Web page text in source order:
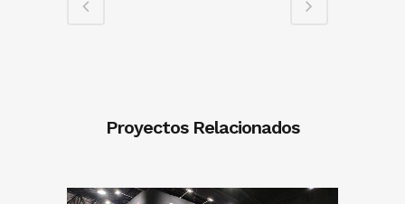
Proyectos Relacionados